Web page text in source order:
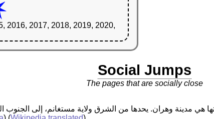
2016, 2017, 2018, 2019, 2020,
Social Jumps
The pages that are socially close